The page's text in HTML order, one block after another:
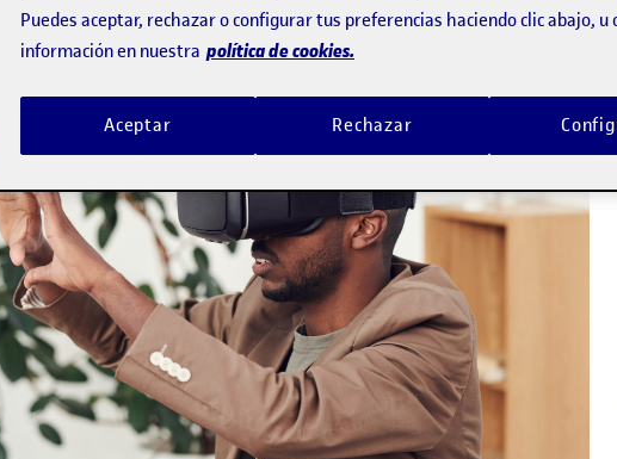
Puedes aceptar, rechazar o configurar tus preferencias haciendo clic abajo, u
información en nuestra política de cookies.
Rechazar
Aceptar